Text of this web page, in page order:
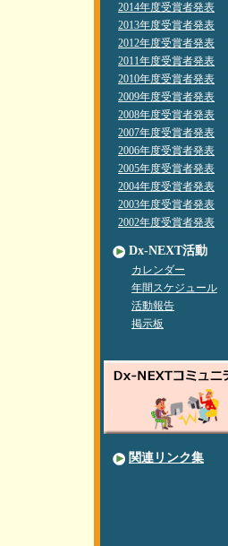
2014年度受賞者発表
2013年度受賞者発表
2012年度受賞者発表
2011年度受賞者発表
2010年度受賞者発表
2009年度受賞者発表
2008年度受賞者発表
2007年度受賞者発表
2006年度受賞者発表
2005年度受賞者発表
2004年度受賞者発表
2003年度受賞者発表
2002年度受賞者発表
Dx-NEXT活動
カレンダー
年間スケジュール
活動報告
掲示板
関連リンク集